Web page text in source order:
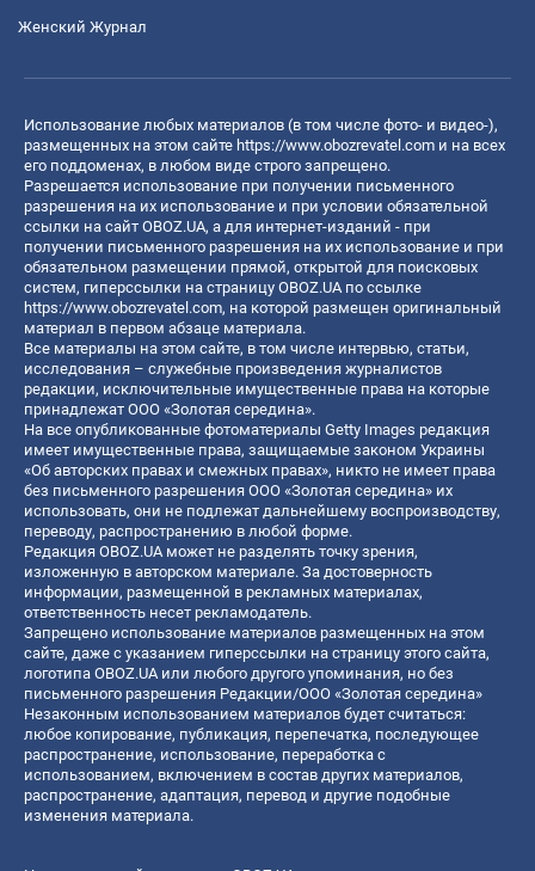
Женский Журнал
Использование любых материалов (в том числе фото- и видео-),
размещенных на этом сайте https://www.obozrevatel.com и на всех
его поддоменах, в любом виде строго запрещено.
Разрешается использование при получении письменного
разрешения на их использование и при условии обязательной
ссылки на сайт OBOZ.UA, а для интернет-изданий - при
получении письменного разрешения на их использование и при
обязательном размещении прямой, открытой для поисковых
систем, гиперссылки на страницу OBOZ.UA по ссылке
https://www.obozrevatel.com, на которой размещен оригинальный
материал в первом абзаце материала.
Все материалы на этом сайте, в том числе интервью, статьи,
исследования – служебные произведения журналистов
редакции, исключительные имущественные права на которые
принадлежат ООО «Золотая середина».
На все опубликованные фотоматериалы Getty Images редакция
имеет имущественные права, защищаемые законом Украины
«Об авторских правах и смежных правах», никто не имеет права
без письменного разрешения ООО «Золотая середина» их
использовать, они не подлежат дальнейшему воспроизводству,
переводу, распространению в любой форме.
Редакция OBOZ.UA может не разделять точку зрения,
изложенную в авторском материале. За достоверность
информации, размещенной в рекламных материалах,
ответственность несет рекламодатель.
Запрещено использование материалов размещенных на этом
сайте, даже с указанием гиперссылки на страницу этого сайта,
логотипа OBOZ.UA или любого другого упоминания, но без
письменного разрешения Редакции/ООО «Золотая середина»
Незаконным использованием материалов будет считаться:
любое копирование, публикация, перепечатка, последующее
распространение, использование, переработка с
использованием, включением в состав других материалов,
распространение, адаптация, перевод и другие подобные
изменения материала.